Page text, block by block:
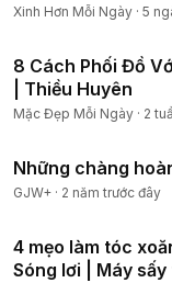
Xinh Hơn Mỗi Ngày · 5
8 Cách Phối Đồ
| Thiều Huyên
Mặc Đẹp Mỗi Ngày · 2
Những chàng
GJW+ · 2 năm trước đây
4 mẹo làm tóc
Sóng lơi | Máy sấy